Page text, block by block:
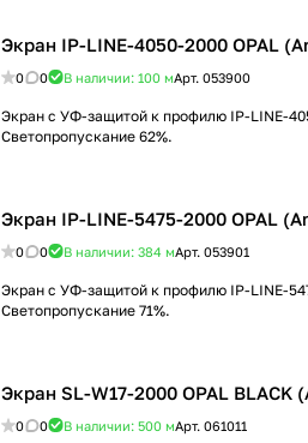
Экран IP-LINE-4050-2000 OPAL
0 0 В наличии: 100 мАрт. 053900
Экран с УФ-защитой к профилю IP-LINE-
Светопропускание 62%.
Экран IP-LINE-5475-2000 OPAL
0 0 В наличии: 384 мАрт. 053901
Экран с УФ-защитой к профилю IP-LINE-
Светопропускание 71%.
Экран SL-W17-2000 OPAL BLACK
0 0 В наличии: 500 мАрт. 061011